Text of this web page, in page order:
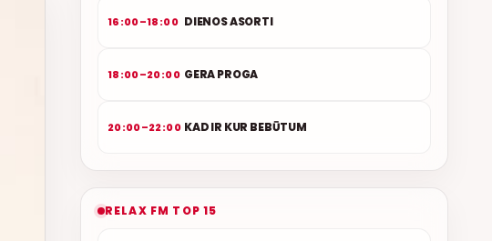
16:00–18:00 DIENOS ASORTI
18:00–20:00 GERA PROGA
20:00–22:00 KAD IR KUR BEBŪTUM
RELAX FM TOP 15